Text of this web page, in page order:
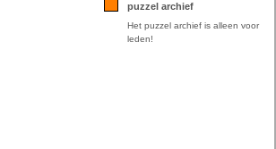
puzzel archief
Het puzzel archief is alleen voor
leden!